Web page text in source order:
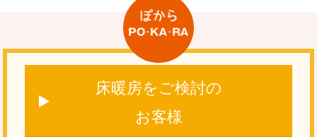
床暖房をご検討の
お客様